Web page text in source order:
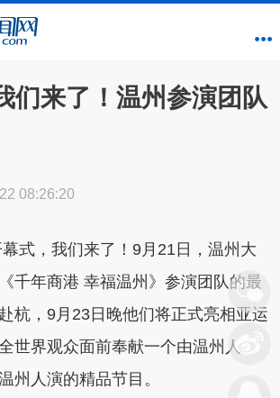
们来了！温州参演团队
08:26:20
，我们来了！9月21日，温州大
千年商港 幸福温州》参演团队的最
杭，9月23日晚他们将正式亮相亚运
世界观众面前奉献一个由温州人
州人演的精品节目。